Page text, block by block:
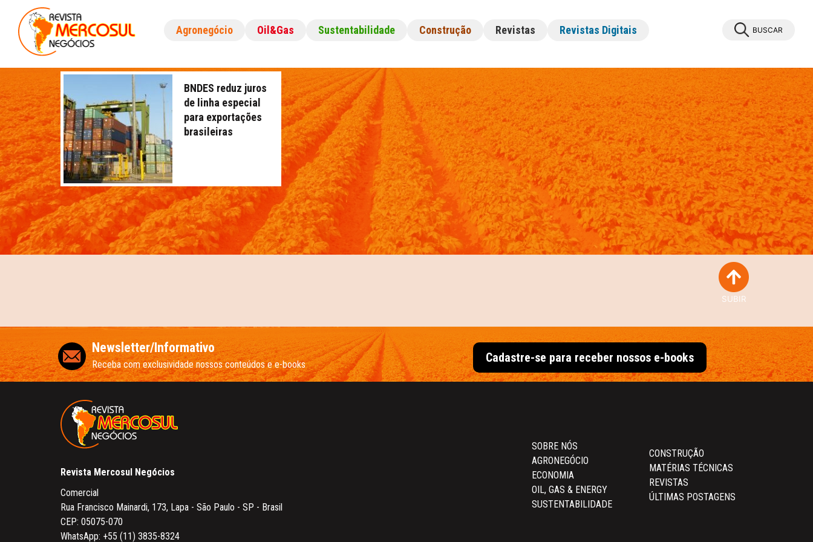
Agronegócio Oil&Gas Sustentabilidade Construção Revistas Revistas Digitais BUSCAR
BNDES reduz juros
de linha especial
para exportações
brasileiras
SUBIR
Newsletter/Informativo
Receba com exclusividade nossos conteúdos e e-books Cadastre-se para receber nossos e-books
Revista Mercosul Negócios
Comercial
Rua Francisco Mainardi, 173, Lapa - São Paulo - SP - Brasil
CEP: 05075-070
WhatsApp: +55 (11) 3835-8324
SOBRE NÓS
AGRONEGÓCIO
ECONOMIA
OIL, GAS & ENERGY
SUSTENTABILIDADE
CONSTRUÇÃO
MATÉRIAS TÉCNICAS
REVISTAS
ÚLTIMAS POSTAGENS